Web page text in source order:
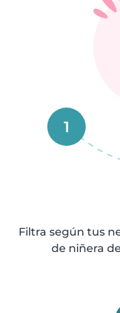
1
Filtra según tus
de niñera